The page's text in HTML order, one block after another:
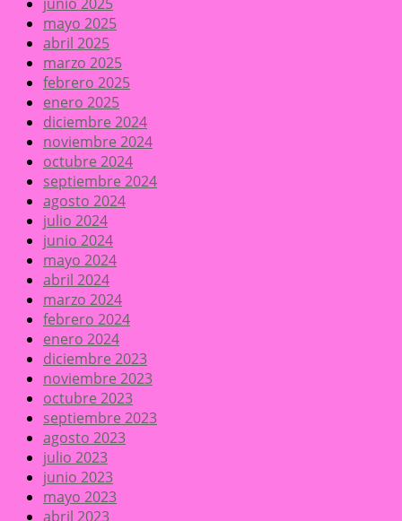
mayo 2025
abril 2025
marzo 2025
febrero 2025
enero 2025
diciembre 2024
noviembre 2024
octubre 2024
septiembre 2024
agosto 2024
julio 2024
junio 2024
mayo 2024
abril 2024
marzo 2024
febrero 2024
enero 2024
diciembre 2023
noviembre 2023
octubre 2023
septiembre 2023
agosto 2023
julio 2023
junio 2023
mayo 2023
abril 2023